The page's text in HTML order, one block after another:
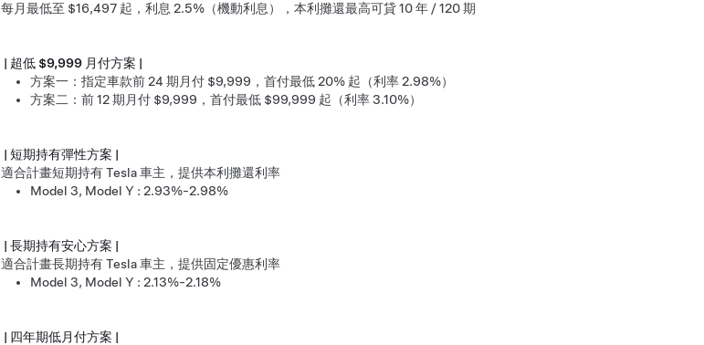
每月最低至 $16,497 起，利息 2.5%（機動利息），本利攤還最高可貸 10 年 / 120 期
| 超低 $9,999 月付方案 |
方案一：指定車款前 24 期月付 $9,999，首付最低 20% 起（利率 2.98%）
方案二：前 12 期月付 $9,999，首付最低 $99,999 起（利率 3.10%）
| 短期持有彈性方案 |
適合計畫短期持有 Tesla 車主，提供本利攤還利率
Model 3, Model Y : 2.93%-2.98%
| 長期持有安心方案 |
適合計畫長期持有 Tesla 車主，提供固定優惠利率
Model 3, Model Y : 2.13%-2.18%
| 四年期低月付方案 |